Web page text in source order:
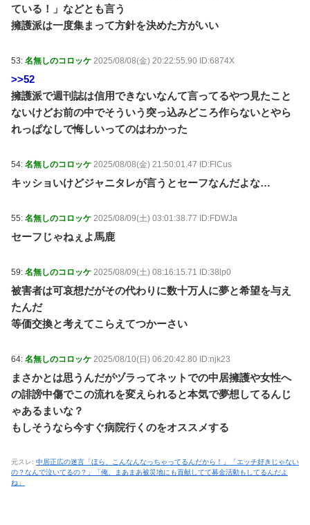
ている！」などとも言う
擁護派は一度集まって方針を決めた方がいい
53: 名無しのコロッケ 2025/08/08(金) 20:22:55.90 ID:6874X
>>52
擁護派で週刊誌は信用できないなんて言ってるやつ見たこと
ないけどお前の中でそういう突っ込みどころ作らないとやら
れっぱなしで悔しいってのはわかった
54: 名無しのコロッケ 2025/08/08(金) 21:50:01.47 ID:FlCus
キッショいけどジャニタレが言うとセーフなんだよな…
55: 名無しのコロッケ 2025/08/09(土) 03:01:38.77 ID:FDWJa
セーフじゃねぇよ馬鹿
59: 名無しのコロッケ 2025/08/09(土) 08:16:15.71 ID:38lp0
被害者は可哀想だがその代わりに数十万人に夢と希望を与え
たんだ
等価交換と考えてこらえてつかーさい
64: 名無しのコロッケ 2025/08/10(日) 06:20:42.80 ID:njk23
まさかとは思うんだがヅラってネットでの中居擁護や女性へ
の誹謗中傷でこの流れを変えられると本気で夢想してるんじ
ゃあるまいな？
もしそうなら今すぐ病院行くのをオススメする
元スレ: 中居正広の迷言「ほら、こんなんなっちゃってるんだから！」「エッチ好きじゃない
の？なんで泣いてるの？」「俺、まあまあ被災地にも貢献してて募金活動もしてるんだよ
ね」